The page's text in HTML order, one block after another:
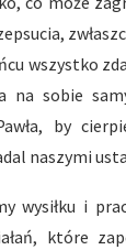
wszystko
na sobie
by
naszymi
wysiłku i
które